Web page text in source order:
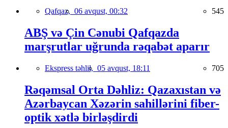
Qafqaz, 06 avqust, 00:32 545
ABŞ və Çin Cənubi Qafqazda
marşrutlar uğrunda rəqabət aparır
Ekspress təhlil, 05 avqust, 18:11 705
Rəqəmsal Orta Dəhliz: Qazaxıstan və
Azərbaycan Xəzərin sahillərini fiber-
optik xətlə birləşdirdi